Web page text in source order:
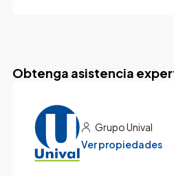
Obtenga asistencia
Grupo Unival
Ver propiedades